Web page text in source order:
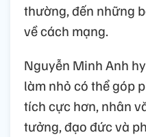
thường, đến những
về cách mạng.
Nguyễn Minh Anh
làm nhỏ có thể góp
tích cực hơn, nhân
tưởng, đạo đức và